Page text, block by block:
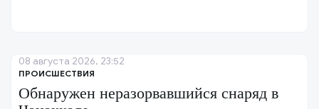
ПРОИСШЕСТВИЯ
Обнаружен неразорвавшийся снаряд в
08 августа 2026, 23:52